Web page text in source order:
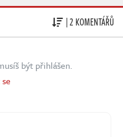
| 2 KOMENTÁŘŮ
být přihlášen.